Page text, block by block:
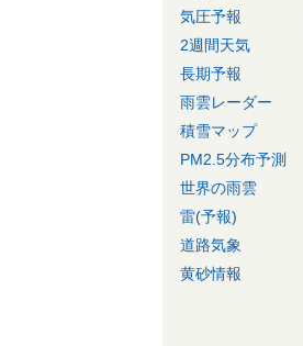
気圧予報
2週間天気
長期予報
雨雲レーダー
積雪マップ
PM2.5分布予測
世界の雨雲
雷(予報)
道路気象
黄砂情報